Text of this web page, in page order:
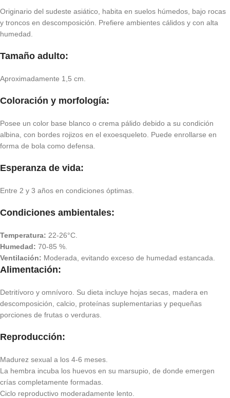
Originario del sudeste asiático, habita en suelos húmedos, bajo rocas
y troncos en descomposición. Prefiere ambientes cálidos y con alta
humedad.
Tamaño adulto:
Aproximadamente 1,5 cm.
Coloración y morfología:
Posee un color base blanco o crema pálido debido a su condición
albina, con bordes rojizos en el exoesqueleto. Puede enrollarse en
forma de bola como defensa.
Esperanza de vida:
Entre 2 y 3 años en condiciones óptimas.
Condiciones ambientales:
Temperatura: 22-26°C.
Humedad: 70-85 %.
Ventilación: Moderada, evitando exceso de humedad estancada.
Alimentación:
Detritívoro y omnívoro. Su dieta incluye hojas secas, madera en
descomposición, calcio, proteínas suplementarias y pequeñas
porciones de frutas o verduras.
Reproducción:
Madurez sexual a los 4-6 meses.
La hembra incuba los huevos en su marsupio, de donde emergen
crías completamente formadas.
Ciclo reproductivo moderadamente lento.